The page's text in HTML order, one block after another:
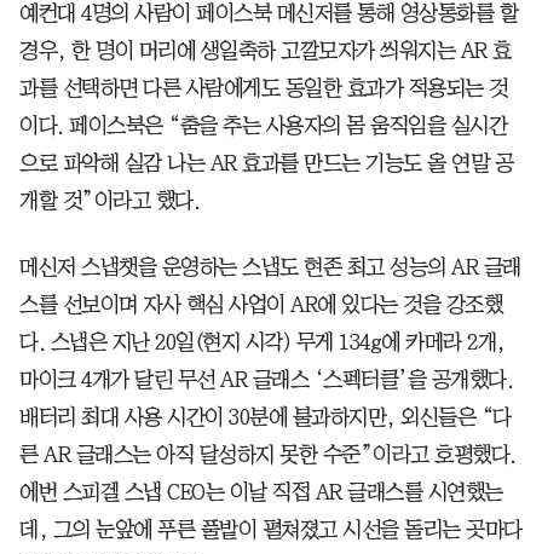
예컨대 4명의 사람이 페이스북 메신저를 통해 영상통화를 할
경우, 한 명이 머리에 생일축하 고깔모자가 씌워지는 AR 효
과를 선택하면 다른 사람에게도 동일한 효과가 적용되는 것
이다. 페이스북은 “춤을 추는 사용자의 몸 움직임을 실시간
으로 파악해 실감 나는 AR 효과를 만드는 기능도 올 연말 공
개할 것”이라고 했다.
메신저 스냅챗을 운영하는 스냅도 현존 최고 성능의 AR 글래
스를 선보이며 자사 핵심 사업이 AR에 있다는 것을 강조했
다. 스냅은 지난 20일(현지 시각) 무게 134g에 카메라 2개,
마이크 4개가 달린 무선 AR 글래스 ‘스펙터클’을 공개했다.
배터리 최대 사용 시간이 30분에 불과하지만, 외신들은 “다
른 AR 글래스는 아직 달성하지 못한 수준”이라고 호평했다.
에번 스피겔 스냅 CEO는 이날 직접 AR 글래스를 시연했는
데, 그의 눈앞에 푸른 풀밭이 펼쳐졌고 시선을 돌리는 곳마다